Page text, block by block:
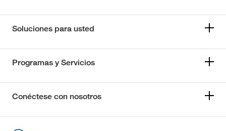
Soluciones para usted
Programas y Servicios
Conéctese con nosotros